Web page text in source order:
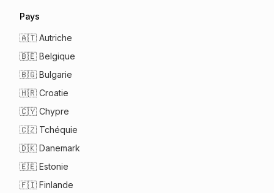
Pays
🇦🇹 Autriche
🇧🇪 Belgique
🇧🇬 Bulgarie
🇭🇷 Croatie
🇨🇾 Chypre
🇨🇿 Tchéquie
🇩🇰 Danemark
🇪🇪 Estonie
🇫🇮 Finlande